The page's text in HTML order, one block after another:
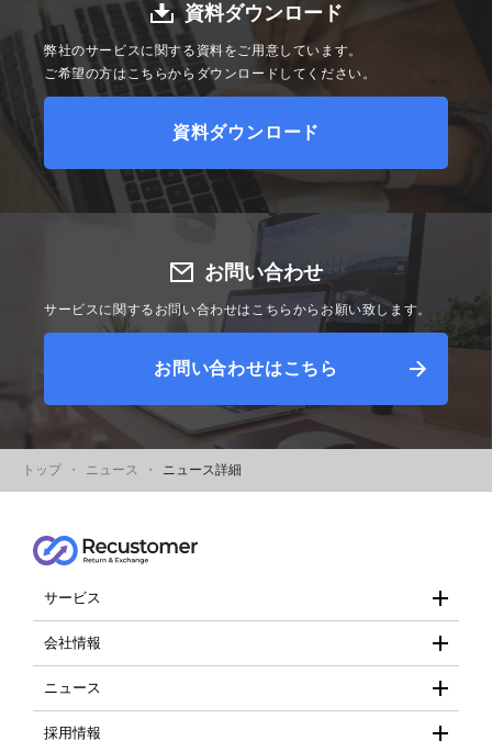
資料ダウンロード
弊社のサービスに関する資料をご用意しています。
ご希望の方はこちらからダウンロードしてください。
資料ダウンロード
お問い合わせ
サービスに関するお問い合わせはこちらからお願い致します。
お問い合わせはこちら
トップ ニュース ニュース詳細
サービス
会社情報
ニュース
採用情報